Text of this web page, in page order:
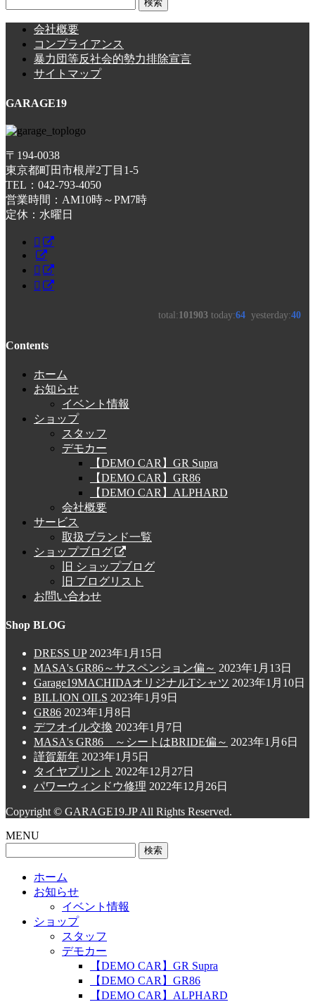
会社概要
コンプライアンス
暴力団等反社会的勢力排除宣言
サイトマップ
GARAGE19
〒194-0038
東京都町田市根岸2丁目1-5
TEL：042-793-4050
営業時間：AM10時～PM7時
定休：水曜日
Contents
ホーム
お知らせ
イベント情報
ショップ
スタッフ
デモカー
【DEMO CAR】GR Supra
【DEMO CAR】GR86
【DEMO CAR】ALPHARD
会社概要
サービス
取扱ブランド一覧
ショップブログ
旧 ショップブログ
旧 ブログリスト
お問い合わせ
Shop BLOG
DRESS UP 2023年1月15日
MASA's GR86～サスペンション偏～ 2023年1月13日
Garage19MACHIDAオリジナルTシャツ 2023年1月10日
BILLION OILS 2023年1月9日
GR86 2023年1月8日
デフオイル交換 2023年1月7日
MASA's GR86 ～シートはBRIDE偏～ 2023年1月6日
謹賀新年 2023年1月5日
タイヤプリント 2022年12月27日
パワーウィンドウ修理 2022年12月26日
Copyright © GARAGE19.JP All Rights Reserved.
MENU
ホーム
お知らせ
イベント情報
ショップ
スタッフ
デモカー
【DEMO CAR】GR Supra
【DEMO CAR】GR86
【DEMO CAR】ALPHARD